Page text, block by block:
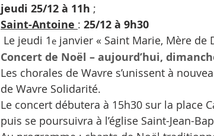
jeudi 25/12 à 11h ;
Saint-Antoine : 25/12 à 9h30
Le jeudi 1e janvier « Saint Marie, Mère de
Concert de Noël – aujourd’hui,
Les chorales de Wavre s’unissent à
de Wavre Solidarité.
Le concert débutera à 15h30 sur la place
puis se poursuivra à l’église Saint-Jean-